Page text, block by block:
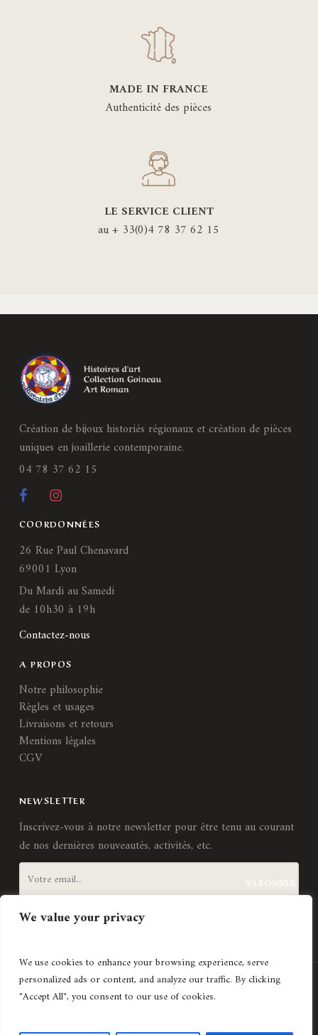
We value your privacy
We use cookies to enhance your browsing experience, serve
personalized ads or content, and analyze our traffic. By clicking
"Accept All", you consent to our use of cookies.
MADE IN FRANCE
Authenticité des pièces
LE SERVICE CLIENT
au + 33(0)4 78 37 62 15
Création de bijoux historiés régionaux et création de pièces
uniques en joaillerie contemporaine.
04 78 37 62 15
COORDONNÉES
26 Rue Paul Chenavard
69001 Lyon
Du Mardi au Samedi
de 10h30 à 19h
Contactez-nous
A PROPOS
Notre philosophie
Règles et usages
Livraisons et retours
Mentions légales
CGV
NEWSLETTER
Inscrivez-vous à notre newsletter pour être tenu au courant
de nos dernières nouveautés, activités, etc.
J'accepte lestermes et conditions
Création de site internetAgence Lyonnaise © Copyright 2021